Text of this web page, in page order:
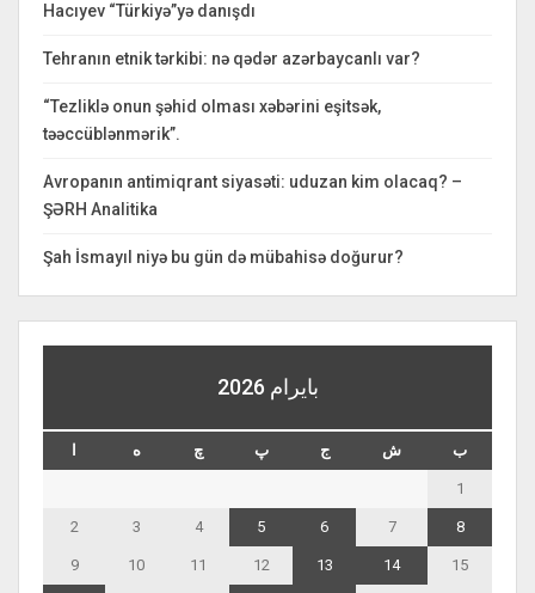
Hacıyev “Türkiyə”yə danışdı
Tehranın etnik tərkibi: nə qədər azərbaycanlı var?
“Tezliklə onun şəhid olması xəbərini eşitsək,
təəccüblənmərik”.
Avropanın antimiqrant siyasəti: uduzan kim olacaq? –
ŞƏRH Analitika
Şah İsmayıl niyə bu gün də mübahisə doğurur?
بايرام 2026
ه چ پ ج ش ب
1
2 3 4 5 6 7 8
9 10 11 12 13 14 15